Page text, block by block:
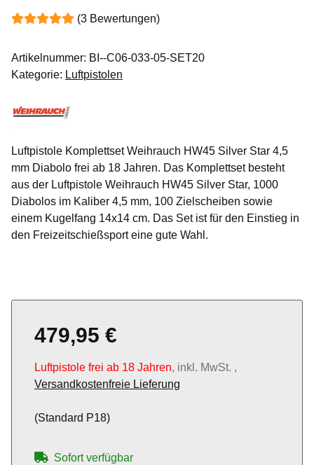
(3 Bewertungen)
Artikelnummer: BI--C06-033-05-SET20
Kategorie: Luftpistolen
Luftpistole Komplettset Weihrauch HW45 Silver Star 4,5
mm Diabolo frei ab 18 Jahren. Das Komplettset besteht
aus der Luftpistole Weihrauch HW45 Silver Star, 1000
Diabolos im Kaliber 4,5 mm, 100 Zielscheiben sowie
einem Kugelfang 14x14 cm. Das Set ist für den Einstieg in
den Freizeitschießsport eine gute Wahl.
479,95 €
Luftpistole frei ab 18 Jahren, inkl. MwSt. ,
Versandkostenfreie Lieferung
(Standard P18)
Sofort verfügbar